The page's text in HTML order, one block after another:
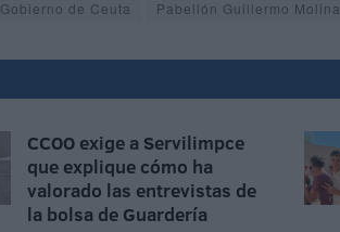
Gobierno de Ceuta Pabellón Guillermo Molina
CCOO exige a Servilimpce
que explique cómo ha
valorado las entrevistas de
la bolsa de Guardería